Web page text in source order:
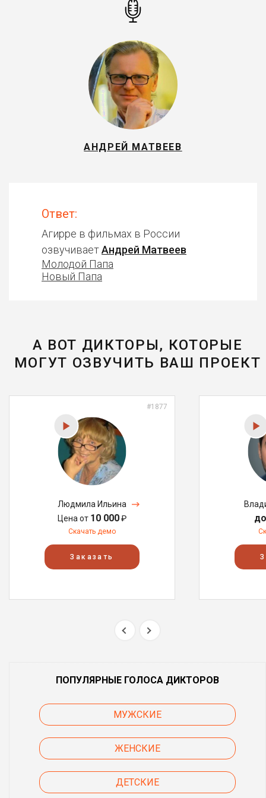
АНДРЕЙ МАТВЕЕВ
Ответ:
Агирре в фильмах в России
озвучиваетАндрей Матвеев
Молодой Папа
Новый Папа
А ВОТ ДИКТОРЫ, КОТОРЫЕ
МОГУТ ОЗВУЧИТЬ ВАШ ПРОЕКТ
#1877
Людмила Ильина
Цена от 10 000₽
Скачать демо
Заказать
ПОПУЛЯРНЫЕ ГОЛОСА ДИКТОРОВ
МУЖСКИЕ
ЖЕНСКИЕ
ДЕТСКИЕ